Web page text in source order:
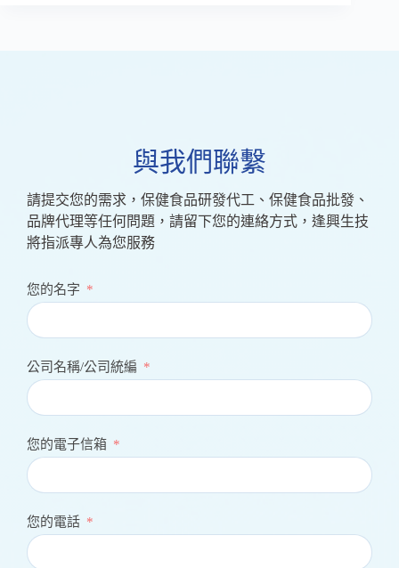
與我們聯繫
請提交您的需求，保健食品研發代工、保健食品批發、
品牌代理等任何問題，請留下您的連絡方式，逢興生技
將指派專人為您服務
您的名字
公司名稱/公司統編
您的電子信箱
您的電話